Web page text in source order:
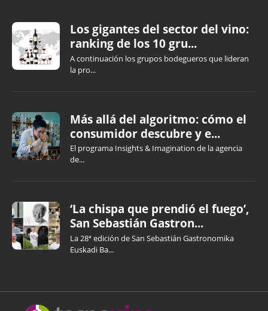
Los gigantes del sector del vino:
ranking de los 10 gru...
A continuación los grupos bodegueros que lideran
la pro...
Más allá del algoritmo: cómo el
consumidor descubre y e...
El programa Insights & Imagination de la agencia
de...
‘La chispa que prendió el fuego’,
San Sebastián Gastron...
La 28ª edición de San Sebastián Gastronomika
Euskadi Ba...